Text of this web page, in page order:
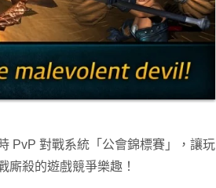
PvP 對戰系統「公會錦標賽」，讓玩
廝殺的遊戲競爭樂趣！